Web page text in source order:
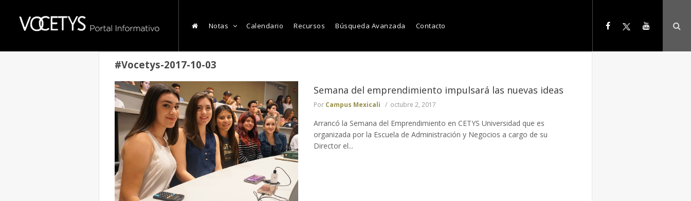
Notas Calendario Recursos Búsqueda Avanzada Contacto
#Vocetys-2017-10-03
Semana del emprendimiento impulsará las nuevas ideas
Por Campus Mexicali octubre 2, 2017
Arrancó la Semana del Emprendimiento en CETYS Universidad que es
organizada por la Escuela de Administración y Negocios a cargo de su
Director el...